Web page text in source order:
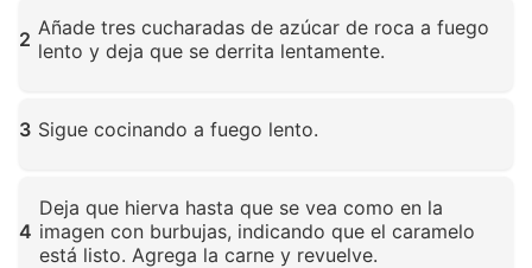
2 Añade tres cucharadas de azúcar de roca a fuego
lento y deja que se derrita lentamente.
3 Sigue cocinando a fuego lento.
4
Deja que hierva hasta que se vea como en la
imagen con burbujas, indicando que el caramelo
está listo. Agrega la carne y revuelve.